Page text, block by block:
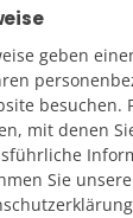
geben
besuchen.
mit denen
Sie